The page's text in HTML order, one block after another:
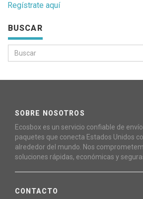
Regístrate aquí
BUSCAR
SOBRE NOSOTROS
Ecosbox es un servicio confiable de
paquetes que conecta Estados Unidos
alrededor del mundo. Nos
soluciones rápidas, económicas y
CONTACTO